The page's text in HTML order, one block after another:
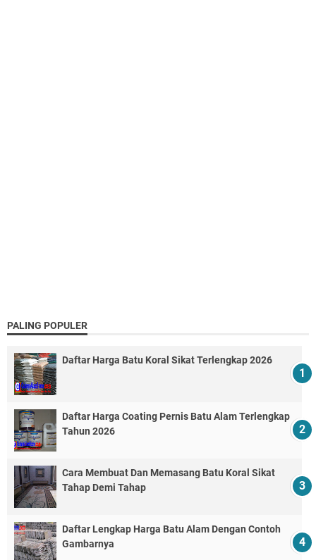
PALING POPULER
Daftar Harga Batu Koral Sikat Terlengkap 2026
Daftar Harga Coating Pernis Batu Alam Terlengkap
Tahun 2026
Cara Membuat Dan Memasang Batu Koral Sikat
Tahap Demi Tahap
Daftar Lengkap Harga Batu Alam Dengan Contoh
Gambarnya